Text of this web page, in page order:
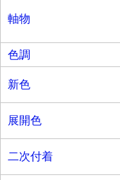
軸物
色調
新色
展開色
二次付着